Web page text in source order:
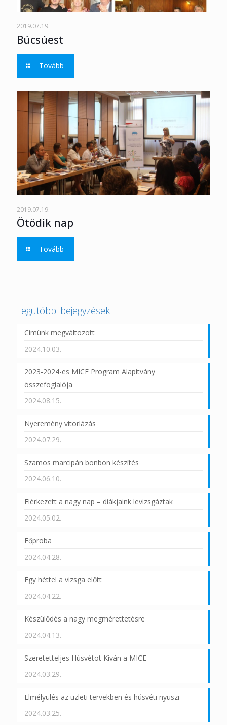
2019.07.19.
Búcsúest
Tovább
2019.07.19.
Ötödik nap
Tovább
Legutóbbi bejegyzések
Címünk megváltozott
2024.10.03.
2023-2024-es MICE Program Alapítvány
összefoglalója
2024.08.15.
Nyeremèny vitorlázás
2024.07.29.
Szamos marcipán bonbon készítés
2024.06.10.
Elérkezett a nagy nap – diákjaink levizsgáztak
2024.05.02.
Főproba
2024.04.28.
Egy héttel a vizsga előtt
2024.04.22.
Készülődés a nagy megmérettetésre
2024.04.13.
Szeretetteljes Húsvétot Kíván a MICE
2024.03.29.
Elmélyülés az üzleti tervekben és húsvéti nyuszi
2024.03.25.